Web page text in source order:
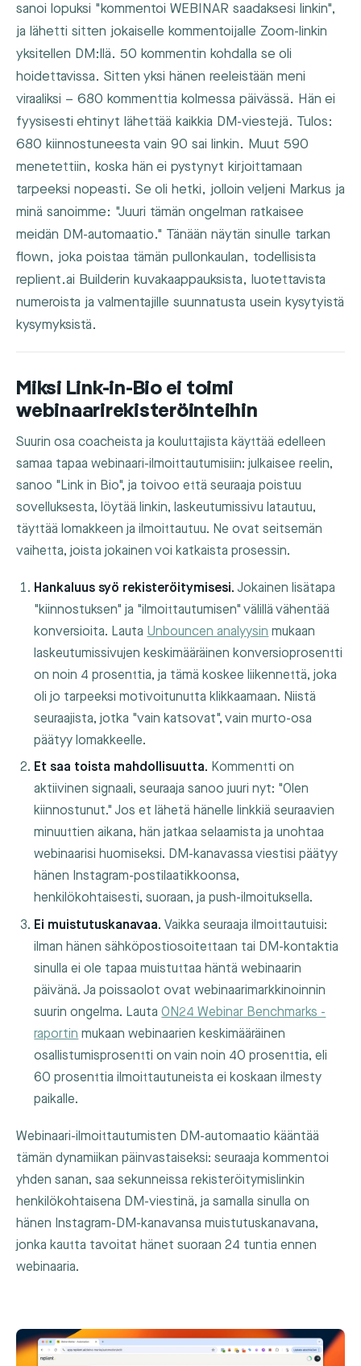
sanoi lopuksi "kommentoi WEBINAR saadaksesi linkin",
ja lähetti sitten jokaiselle kommentoijalle Zoom-linkin
yksitellen DM:llä. 50 kommentin kohdalla se oli
hoidettavissa. Sitten yksi hänen reeleistään meni
viraaliksi – 680 kommenttia kolmessa päivässä. Hän ei
fyysisesti ehtinyt lähettää kaikkia DM-viestejä. Tulos:
680 kiinnostuneesta vain 90 sai linkin. Muut 590
menetettiin, koska hän ei pystynyt kirjoittamaan
tarpeeksi nopeasti. Se oli hetki, jolloin veljeni Markus ja
minä sanoimme: "Juuri tämän ongelman ratkaisee
meidän DM-automaatio." Tänään näytän sinulle tarkan
flown, joka poistaa tämän pullonkaulan, todellisista
replient.ai Builderin kuvakaappauksista, luotettavista
numeroista ja valmentajille suunnatusta usein kysytyistä
kysymyksistä.
Miksi Link-in-Bio ei toimi
webinaarirekisteröinteihin
Suurin osa coacheista ja kouluttajista käyttää edelleen
samaa tapaa webinaari-ilmoittautumisiin: julkaisee reelin,
sanoo "Link in Bio", ja toivoo että seuraaja poistuu
sovelluksesta, löytää linkin, laskeutumissivu latautuu,
täyttää lomakkeen ja ilmoittautuu. Ne ovat seitsemän
vaihetta, joista jokainen voi katkaista prosessin.
Hankaluus syö rekisteröitymisesi. Jokainen lisätapa
"kiinnostuksen" ja "ilmoittautumisen" välillä vähentää
konversioita. Lauta Unbouncen analyysin mukaan
laskeutumissivujen keskimääräinen konversioprosentti
on noin 4 prosenttia, ja tämä koskee liikennettä, joka
oli jo tarpeeksi motivoitunutta klikkaamaan. Niistä
seuraajista, jotka "vain katsovat", vain murto-osa
päätyy lomakkeelle.
Et saa toista mahdollisuutta. Kommentti on
aktiivinen signaali, seuraaja sanoo juuri nyt: "Olen
kiinnostunut." Jos et lähetä hänelle linkkiä seuraavien
minuuttien aikana, hän jatkaa selaamista ja unohtaa
webinaarisi huomiseksi. DM-kanavassa viestisi päätyy
hänen Instagram-postilaatikkoonsa,
henkilökohtaisesti, suoraan, ja push-ilmoituksella.
Ei muistutuskanavaa. Vaikka seuraaja ilmoittautuisi:
ilman hänen sähköpostiosoitettaan tai DM-kontaktia
sinulla ei ole tapaa muistuttaa häntä webinaarin
päivänä. Ja poissaolot ovat webinaarimarkkinoinnin
suurin ongelma. LautaON24 Webinar Benchmarks -
raportin mukaan webinaarien keskimääräinen
osallistumisprosentti on vain noin 40 prosenttia, eli
60 prosenttia ilmoittautuneista ei koskaan ilmesty
paikalle.
Webinaari-ilmoittautumisten DM-automaatio kääntää
tämän dynamiikan päinvastaiseksi: seuraaja kommentoi
yhden sanan, saa sekunneissa rekisteröitymislinkin
henkilökohtaisena DM-viestinä, ja samalla sinulla on
hänen Instagram-DM-kanavansa muistutuskanavana,
jonka kautta tavoitat hänet suoraan 24 tuntia ennen
webinaaria.